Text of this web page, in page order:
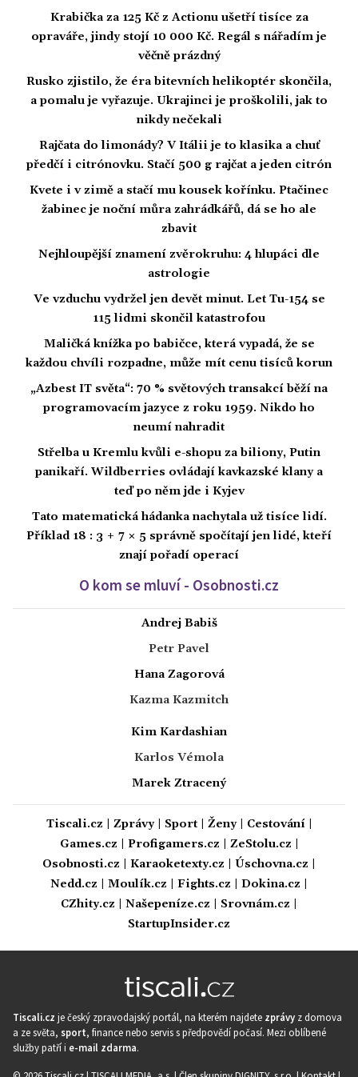
Krabička za 125 Kč z Actionu ušetří tisíce za
opraváře, jindy stojí 10 000 Kč. Regál s nářadím je
věčně prázdný
Rusko zjistilo, že éra bitevních helikoptér skončila,
a pomalu je vyřazuje. Ukrajinci je proškolili, jak to
nikdy nečekali
Rajčata do limonády? V Itálii je to klasika a chuť
předčí i citrónovku. Stačí 500 g rajčat a jeden citrón
Kvete i v zimě a stačí mu kousek kořínku. Ptačinec
žabinec je noční můra zahrádkářů, dá se ho ale
zbavit
Nejhloupější znamení zvěrokruhu: 4 hlupáci dle
astrologie
Ve vzduchu vydržel jen devět minut. Let Tu-154 se
115 lidmi skončil katastrofou
Maličká knížka po babičce, která vypadá, že se
každou chvíli rozpadne, může mít cenu tisíců korun
„Azbest IT světa“: 70 % světových transakcí běží na
programovacím jazyce z roku 1959. Nikdo ho
neumí nahradit
Střelba u Kremlu kvůli e-shopu za biliony, Putin
panikaří. Wildberries ovládají kavkazské klany a
teď po něm jde i Kyjev
Tato matematická hádanka nachytala už tisíce lidí.
Příklad 18 : 3 + 7 × 5 správně spočítají jen lidé, kteří
znají pořadí operací
O kom se mluví - Osobnosti.cz
Andrej Babiš
Petr Pavel
Hana Zagorová
Kazma Kazmitch
Kim Kardashian
Karlos Vémola
Marek Ztracený
Tiscali.cz Zprávy| Sport| Ženy| Cestování|
Games.cz
Profigamers.cz ZeStolu.cz
Osobnosti.cz
Karaoketexty.cz Úschovna.cz
Nedd.cz
Moulík.cz Fights.cz Dokina.cz
CZhity.cz
Našepeníze.cz Srovnám.cz
StartupInsider.cz
Tiscali.cz je český zpravodajský portál, na kterém najdete zprávy z domova
a ze světa, sport, finance nebo servis s předpovědí počasí. Mezi oblíbené
služby patří i e-mail zdarma.